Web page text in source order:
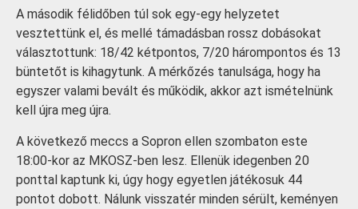
A második félidőben túl sok egy-egy helyzetet
vesztettünk el, és mellé támadásban rossz dobásokat
választottunk: 18/42 kétpontos, 7/20 hárompontos és 13
büntetőt is kihagytunk. A mérkőzés tanulsága, hogy ha
egyszer valami bevált és működik, akkor azt ismételnünk
kell újra meg újra.
A következő meccs a Sopron ellen szombaton este
18:00-kor az MKOSZ-ben lesz. Ellenük idegenben 20
ponttal kaptunk ki, úgy hogy egyetlen játékosuk 44
pontot dobott. Nálunk visszatér minden sérült, keményen